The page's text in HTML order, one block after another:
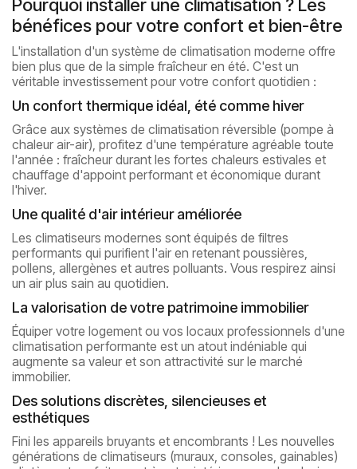
Pourquoi installer une climatisation ? Les
bénéfices pour votre confort et bien-être
L'installation d'un système de climatisation moderne offre
bien plus que de la simple fraîcheur en été. C'est un
véritable investissement pour votre confort quotidien :
Un confort thermique idéal, été comme hiver
Grâce aux systèmes de climatisation réversible (pompe à
chaleur air-air), profitez d'une température agréable toute
l'année : fraîcheur durant les fortes chaleurs estivales et
chauffage d'appoint performant et économique durant
l'hiver.
Une qualité d'air intérieur améliorée
Les climatiseurs modernes sont équipés de filtres
performants qui purifient l'air en retenant poussières,
pollens, allergènes et autres polluants. Vous respirez ainsi
un air plus sain au quotidien.
La valorisation de votre patrimoine immobilier
Équiper votre logement ou vos locaux professionnels d'une
climatisation performante est un atout indéniable qui
augmente sa valeur et son attractivité sur le marché
immobilier.
Des solutions discrètes, silencieuses et
esthétiques
Fini les appareils bruyants et encombrants ! Les nouvelles
générations de climatiseurs (muraux, consoles, gainables)